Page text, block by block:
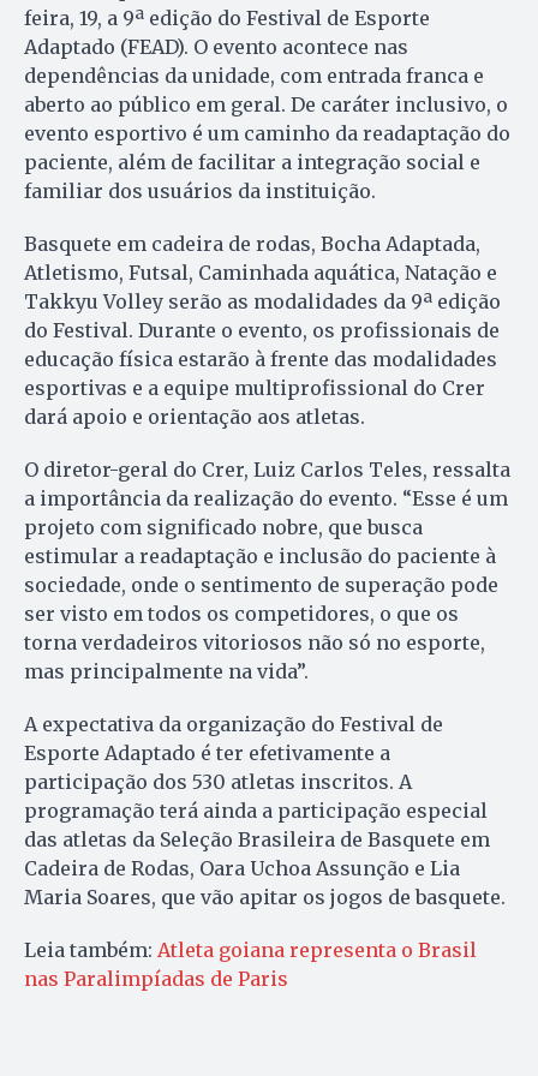
feira, 19, a 9ª edição do Festival de Esporte
Adaptado (FEAD). O evento acontece nas
dependências da unidade, com entrada franca e
aberto ao público em geral. De caráter inclusivo, o
evento esportivo é um caminho da readaptação do
paciente, além de facilitar a integração social e
familiar dos usuários da instituição.
Basquete em cadeira de rodas, Bocha Adaptada,
Atletismo, Futsal, Caminhada aquática, Natação e
Takkyu Volley serão as modalidades da 9ª edição
do Festival. Durante o evento, os profissionais de
educação física estarão à frente das modalidades
esportivas e a equipe multiprofissional do Crer
dará apoio e orientação aos atletas.
O diretor-geral do Crer, Luiz Carlos Teles, ressalta
a importância da realização do evento. “Esse é um
projeto com significado nobre, que busca
estimular a readaptação e inclusão do paciente à
sociedade, onde o sentimento de superação pode
ser visto em todos os competidores, o que os
torna verdadeiros vitoriosos não só no esporte,
mas principalmente na vida”.
A expectativa da organização do Festival de
Esporte Adaptado é ter efetivamente a
participação dos 530 atletas inscritos. A
programação terá ainda a participação especial
das atletas da Seleção Brasileira de Basquete em
Cadeira de Rodas, Oara Uchoa Assunção e Lia
Maria Soares, que vão apitar os jogos de basquete.
Leia também: Atleta goiana representa o Brasil
nas Paralimpíadas de Paris